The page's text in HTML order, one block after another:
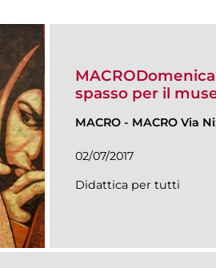
spasso per il
MACRO - MACRO Via
02/07/2017
Didattica per tutti